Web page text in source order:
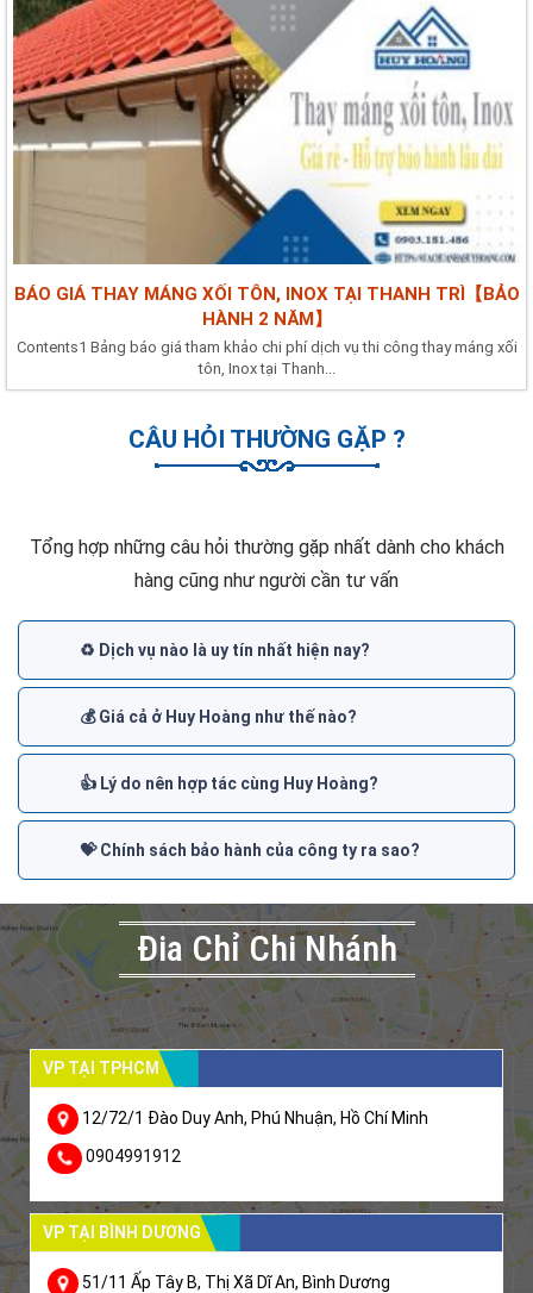
BÁO GIÁ THAY MÁNG XỐI TÔN, INOX TẠI THANH TRÌ【BẢO
HÀNH 2 NĂM】
Contents1 Bảng báo giá tham khảo chi phí dịch vụ thi công thay máng xối
tôn, Inox tại Thanh...
CÂU HỎI THƯỜNG GẶP ?
Tổng hợp những câu hỏi thường gặp nhất dành cho khách
hàng cũng như người cần tư vấn
♻️ Dịch vụ nào là uy tín nhất hiện nay?
💰 Giá cả ở Huy Hoàng như thế nào?
👍 Lý do nên hợp tác cùng Huy Hoàng?
💝 Chính sách bảo hành của công ty ra sao?
Đia Chỉ Chi Nhánh
VP TẠI TPHCM
12/72/1 Đào Duy Anh, Phú Nhuận, Hồ Chí Minh
0904991912
VP TẠI BÌNH DƯƠNG
51/11 Ấp Tây B, Thị Xã Dĩ An, Bình Dương